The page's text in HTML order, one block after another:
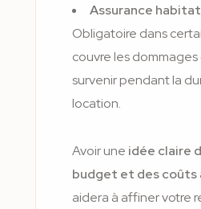
Assurance
Obligatoire dans
couvre les
survenir pendant la
location.
Avoir une idée claire
budget et des coûts
aidera à affiner votre